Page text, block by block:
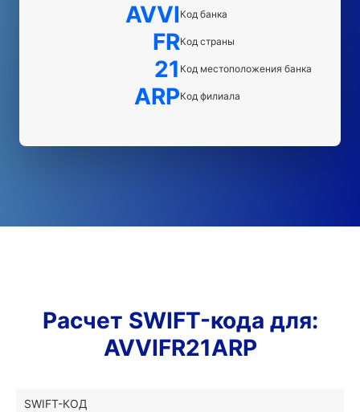
AVVI Код банка
FRКод страны
21 Код местоположения банка
ARPКод филиала
Расчет SWIFT-кода для:
AVVIFR21ARP
SWIFT-КОД